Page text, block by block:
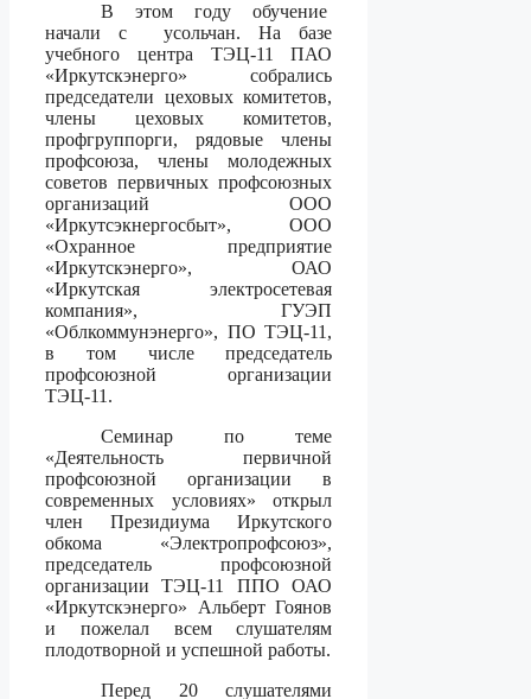
В этом году обучение
начали с усольчан. На базе
учебного центра ТЭЦ-11 ПАО
«Иркутскэнерго» собрались
председатели цеховых комитетов,
члены цеховых комитетов,
профгруппорги, рядовые члены
профсоюза, члены молодежных
советов первичных профсоюзных
организаций ООО
«Иркутсэкнергосбыт», ООО
«Охранное предприятие
«Иркутскэнерго», ОАО
«Иркутская электросетевая
компания», ГУЭП
«Облкоммунэнерго», ПО ТЭЦ-11,
в том числе председатель
профсоюзной организации
ТЭЦ-11.
Семинар по теме
«Деятельность первичной
профсоюзной организации в
современных условиях» открыл
член Президиума Иркутского
обкома «Электропрофсоюз»,
председатель профсоюзной
организации ТЭЦ-11 ППО ОАО
«Иркутскэнерго» Альберт Гоянов
и пожелал всем слушателям
плодотворной и успешной работы.
Перед 20 слушателями